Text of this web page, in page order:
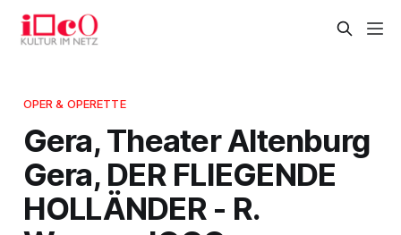
OPER & OPERETTE
Gera, Theater Altenburg
Gera, DER FLIEGENDE
HOLLÄNDER - R.